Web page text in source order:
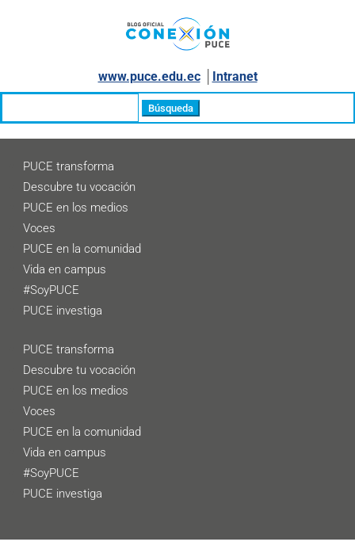
www.puce.edu.ec│ Intranet
PUCE transforma
Descubre tu vocación
PUCE en los medios
Voces
PUCE en la comunidad
Vida en campus
#SoyPUCE
PUCE investiga
PUCE transforma
Descubre tu vocación
PUCE en los medios
Voces
PUCE en la comunidad
Vida en campus
#SoyPUCE
PUCE investiga